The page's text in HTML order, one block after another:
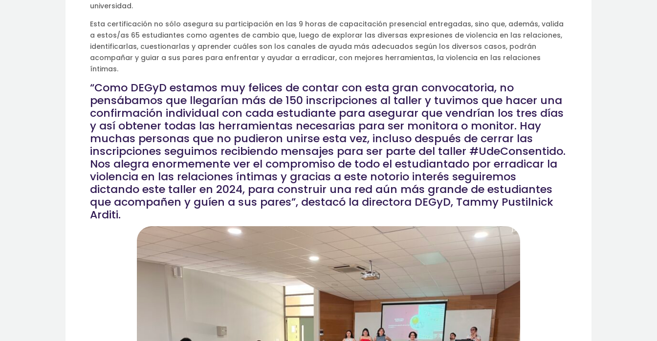
universidad.
Esta certificación no sólo asegura su participación en las 9 horas de capacitación presencial entregadas, sino que, además, valida
a estos/as 65 estudiantes como agentes de cambio que, luego de explorar las diversas expresiones de violencia en las relaciones,
identificarlas, cuestionarlas y aprender cuáles son los canales de ayuda más adecuados según los diversos casos, podrán
acompañar y guiar a sus pares para enfrentar y ayudar a erradicar, con mejores herramientas, la violencia en las relaciones
íntimas.
“Como DEGyD estamos muy felices de contar con esta gran convocatoria, no
pensábamos que llegarían más de 150 inscripciones al taller y tuvimos que hacer una
confirmación individual con cada estudiante para asegurar que vendrían los tres días
y así obtener todas las herramientas necesarias para ser monitora o monitor. Hay
muchas personas que no pudieron unirse esta vez, incluso después de cerrar las
inscripciones seguimos recibiendo mensajes para ser parte del taller #UdeConsentido.
Nos alegra enormemente ver el compromiso de todo el estudiantado por erradicar la
violencia en las relaciones íntimas y gracias a este notorio interés seguiremos
dictando este taller en 2024, para construir una red aún más grande de estudiantes
que acompañen y guíen a sus pares”, destacó la directora DEGyD, Tammy Pustilnick
Arditi.